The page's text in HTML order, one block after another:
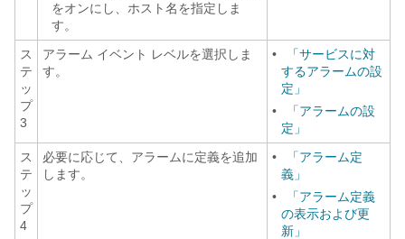
をオンにし、ホスト名を指定しま
す。
ス
テ
ッ
プ
3
アラーム イベント レベルを選択しま
す。
•
「サービスに対
するアラームの設
定」
•
「アラームの設
定」
ス
テ
ッ
プ
4
必要に応じて、アラームに定義を追加
します。
•
「アラーム定
義」
•
「アラーム定義
の表示および更
新」